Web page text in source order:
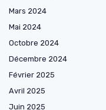
Mars 2024
Mai 2024
Octobre 2024
Décembre 2024
Février 2025
Avril 2025
Juin 2025